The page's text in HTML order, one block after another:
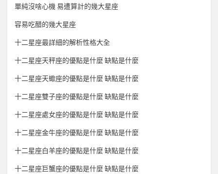
單純沒啥心機 易遭算計的幾大星座
容易吃醋的幾大星座
十二星座最詳細的解析性格大全
十二星座天秤座的優點是什麼 缺點是什麼
十二星座天蠍座的優點是什麼 缺點是什麼
十二星座雙子座的優點是什麼 缺點是什麼
十二星座處女座的優點是什麼 缺點是什麼
十二星座金牛座的優點是什麼 缺點是什麼
十二星座白羊座的優點是什麼 缺點是什麼
十二星座巨蟹座的優點是什麼 缺點是什麼